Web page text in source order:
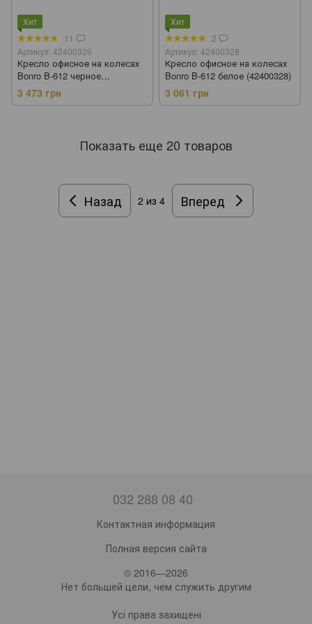
Хит
11
Артикул: 42400326
Кресло офисное на колесах
Bonro B-612 черное
(42400326)
3 473 грн
Хит
2
Артикул: 42400328
Кресло офисное на колесах
Bonro B-612 белое (42400328)
3 061 грн
Показать еще 20 товаров
Назад 2 из 4 Вперед
032 288 08 40
Контактная информация
Полная версия сайта
© 2016—2026
Нет большей цели, чем служить другим
Усі права захищені